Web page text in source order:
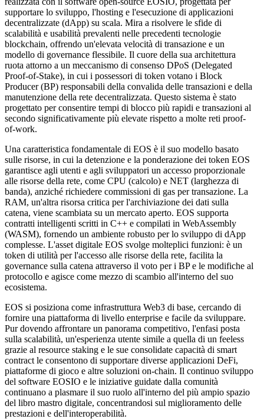
supportare lo sviluppo, l'hosting e l'esecuzione di applicazioni
decentralizzate (dApp) su scala. Mira a risolvere le sfide di
scalabilità e usabilità prevalenti nelle precedenti tecnologie
blockchain, offrendo un'elevata velocità di transazione e un
modello di governance flessibile. Il cuore della sua architettura
ruota attorno a un meccanismo di consenso DPoS (Delegated
Proof-of-Stake), in cui i possessori di token votano i Block
Producer (BP) responsabili della convalida delle transazioni e della
manutenzione della rete decentralizzata. Questo sistema è stato
progettato per consentire tempi di blocco più rapidi e transazioni al
secondo significativamente più elevate rispetto a molte reti proof-
of-work.
Una caratteristica fondamentale di EOS è il suo modello basato
sulle risorse, in cui la detenzione e la ponderazione dei token EOS
garantisce agli utenti e agli sviluppatori un accesso proporzionale
alle risorse della rete, come CPU (calcolo) e NET (larghezza di
banda), anziché richiedere commissioni di gas per transazione. La
RAM, un'altra risorsa critica per l'archiviazione dei dati sulla
catena, viene scambiata su un mercato aperto. EOS supporta
contratti intelligenti scritti in C++ e compilati in WebAssembly
(WASM), fornendo un ambiente robusto per lo sviluppo di dApp
complesse. L'asset digitale EOS svolge molteplici funzioni: è un
token di utilità per l'accesso alle risorse della rete, facilita la
governance sulla catena attraverso il voto per i BP e le modifiche al
protocollo e agisce come mezzo di scambio all'interno del suo
ecosistema.
EOS si posiziona come infrastruttura Web3 di base, cercando di
fornire una piattaforma di livello enterprise e facile da sviluppare.
Pur dovendo affrontare un panorama competitivo, l'enfasi posta
sulla scalabilità, un'esperienza utente simile a quella di un feeless
grazie al resource staking e le sue consolidate capacità di smart
contract le consentono di supportare diverse applicazioni DeFi,
piattaforme di gioco e altre soluzioni on-chain. Il continuo sviluppo
del software EOSIO e le iniziative guidate dalla comunità
continuano a plasmare il suo ruolo all'interno del più ampio spazio
del libro mastro digitale, concentrandosi sul miglioramento delle
prestazioni e dell'interoperabilità.